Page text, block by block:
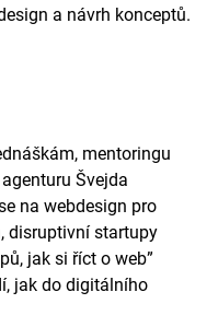
a návrh konceptů.
mentoringu
Švejda
na webdesign pro
disruptivní startupy
jak si říct o web”
jak do digitálního